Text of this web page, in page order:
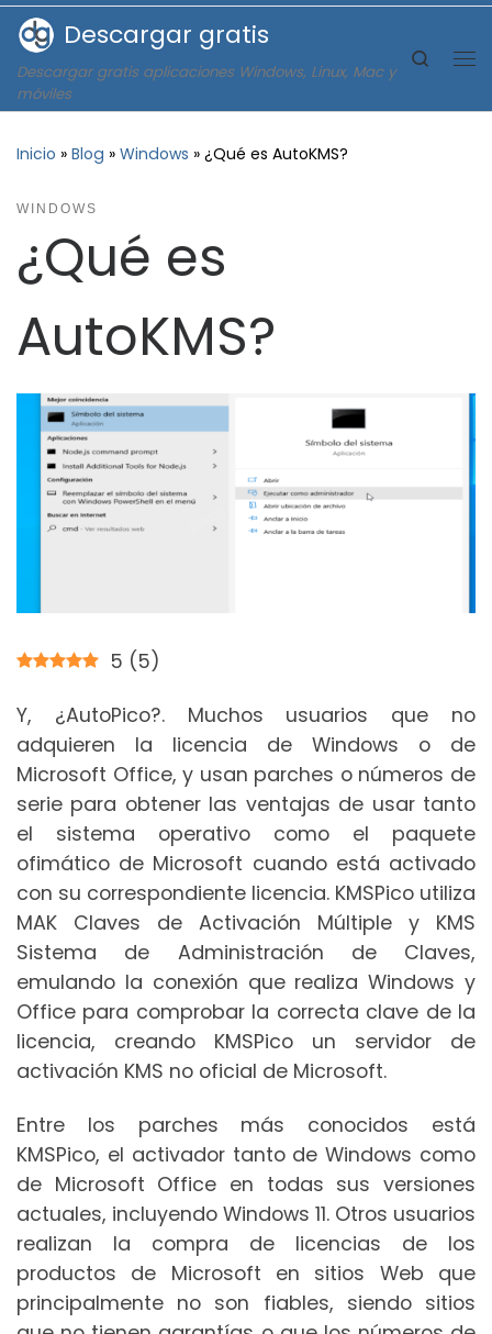
Saltar al contenido
Descargar gratis
Descargar gratis aplicaciones Windows, Linux, Mac y
móviles
Search
Inicio » Blog » Windows » ¿Qué es AutoKMS?
WINDOWS
¿Qué es
AutoKMS?
5 (5)
Y, ¿AutoPico?. Muchos usuarios que no
adquieren la licencia de Windows o de
Microsoft Office, y usan parches o números de
serie para obtener las ventajas de usar tanto
el sistema operativo como el paquete
ofimático de Microsoft cuando está activado
con su correspondiente licencia. KMSPico utiliza
MAK Claves de Activación Múltiple y KMS
Sistema de Administración de Claves,
emulando la conexión que realiza Windows y
Office para comprobar la correcta clave de la
licencia, creando KMSPico un servidor de
activación KMS no oficial de Microsoft.
Entre los parches más conocidos está
KMSPico, el activador tanto de Windows como
de Microsoft Office en todas sus versiones
actuales, incluyendo Windows 11. Otros usuarios
realizan la compra de licencias de los
productos de Microsoft en sitios Web que
principalmente no son fiables, siendo sitios